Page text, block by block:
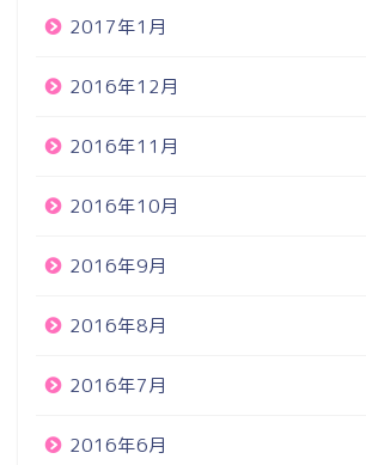
2017年1月
2016年12月
2016年11月
2016年10月
2016年9月
2016年8月
2016年7月
2016年6月